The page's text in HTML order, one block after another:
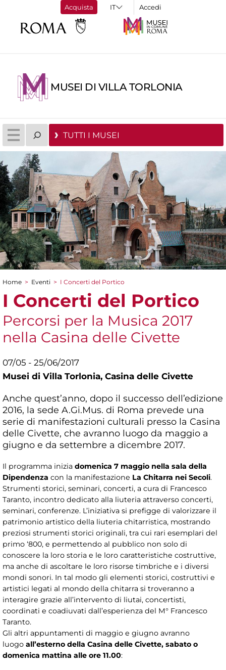
Acquista Accedi
MUSEI DI VILLA TORLONIA
TUTTI I MUSEI
Tu sei qui
Home > Eventi > I Concerti del Portico
I Concerti del Portico
Percorsi per la Musica 2017
nella Casina delle Civette
07/05 - 25/06/2017
Musei di Villa Torlonia, Casina delle Civette
Anche quest’anno, dopo il successo dell’edizione
2016, la sede A.Gi.Mus. di Roma prevede una
serie di manifestazioni culturali presso la Casina
delle Civette, che avranno luogo da maggio a
giugno e da settembre a dicembre 2017.
Il programma inizia domenica 7 maggio nella sala della
Dipendenza con la manifestazione La Chitarra nei Secoli.
Strumenti storici, seminari, concerti, a cura di Francesco
Taranto, incontro dedicato alla liuteria attraverso concerti,
seminari, conferenze. L’iniziativa si prefigge di valorizzare il
patrimonio artistico della liuteria chitarristica, mostrando
preziosi strumenti storici originali, tra cui rari esemplari del
primo ‘800, e permettendo al pubblico non solo di
conoscere la loro storia e le loro caratteristiche costruttive,
ma anche di ascoltare le loro risorse timbriche e i diversi
mondi sonori. In tal modo gli elementi storici, costruttivi e
artistici legati al mondo della chitarra si troveranno a
interagire grazie all’intervento di liutai, concertisti,
coordinati e coadiuvati dall’esperienza del M° Francesco
Taranto.
Gli altri appuntamenti di maggio e giugno avranno
luogo all’esterno della Casina delle Civette, sabato o
domenica mattina alle ore 11.00: